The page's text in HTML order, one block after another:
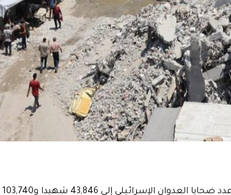
الإسرائيلي إلى 43,846 شهيدا و103,740 مصابا.